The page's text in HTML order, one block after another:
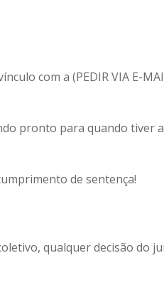
com a (PEDIR VIA E-
pronto para quando tiver
de sentença!
qualquer decisão do